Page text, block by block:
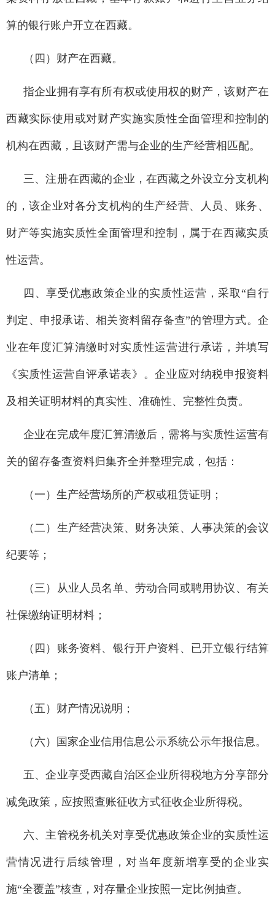
算的银行账户开立在西藏。
（四）财产在西藏。
指企业拥有享有所有权或使用权的财产，该财产在
西藏实际使用或对财产实施实质性全面管理和控制的
机构在西藏，且该财产需与企业的生产经营相匹配。
三、注册在西藏的企业，在西藏之外设立分支机构
的，该企业对各分支机构的生产经营、人员、账务、
财产等实施实质性全面管理和控制，属于在西藏实质
性运营。
四、享受优惠政策企业的实质性运营，采取“自行
判定、申报承诺、相关资料留存备查”的管理方式。企
业在年度汇算清缴时对实质性运营进行承诺，并填写
《实质性运营自评承诺表》。企业应对纳税申报资料
及相关证明材料的真实性、准确性、完整性负责。
企业在完成年度汇算清缴后，需将与实质性运营有
关的留存备查资料归集齐全并整理完成，包括：
（一）生产经营场所的产权或租赁证明；
（二）生产经营决策、财务决策、人事决策的会议
纪要等；
（三）从业人员名单、劳动合同或聘用协议、有关
社保缴纳证明材料；
（四）账务资料、银行开户资料、已开立银行结算
账户清单；
（五）财产情况说明；
（六）国家企业信用信息公示系统公示年报信息。
五、企业享受西藏自治区企业所得税地方分享部分
减免政策，应按照查账征收方式征收企业所得税。
六、主管税务机关对享受优惠政策企业的实质性运
营情况进行后续管理，对当年度新增享受的企业实
施“全覆盖”核查，对存量企业按照一定比例抽查。